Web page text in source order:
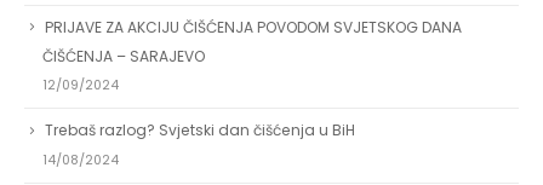
PRIJAVE ZA AKCIJU ČIŠĆENJA POVODOM SVJETSKOG DANA
ČIŠĆENJA – SARAJEVO
12/09/2024
Trebaš razlog? Svjetski dan čišćenja u BiH
14/08/2024